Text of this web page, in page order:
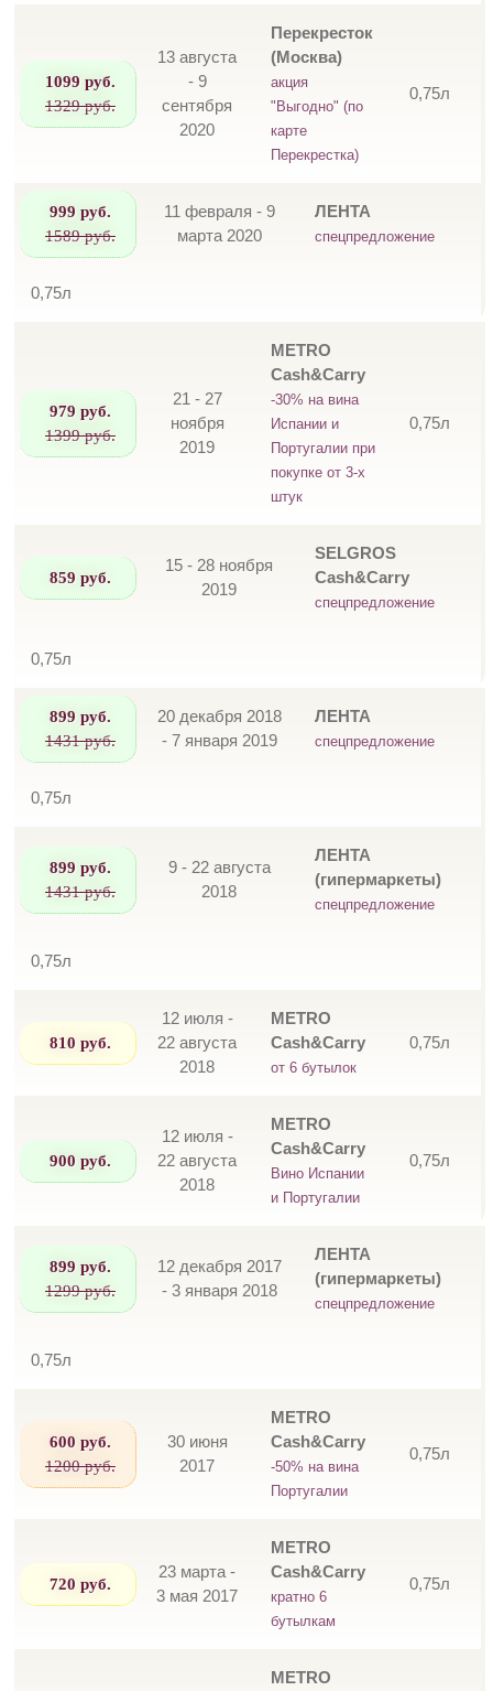
1099 руб.
1329 руб.
13 августа
- 9
сентября
2020
Перекресток
(Москва)
акция
"Выгодно" (по
карте
Перекрестка)
0,75л
999 руб.
1589 руб.
11 февраля - 9
марта 2020
ЛЕНТА
спецпредложение
0,75л
979 руб.
1399 руб.
21 - 27
ноября
2019
METRO
Cash&Carry
-30% на вина
Испании и
Португалии при
покупке от 3-х
штук
0,75л
859 руб.
15 - 28 ноября
2019
SELGROS
Cash&Carry
спецпредложение
0,75л
899 руб.
1431 руб.
20 декабря 2018
- 7 января 2019
ЛЕНТА
спецпредложение
0,75л
899 руб.
1431 руб.
9 - 22 августа
2018
ЛЕНТА
(гипермаркеты)
спецпредложение
0,75л
810 руб.
12 июля -
22 августа
2018
METRO
Cash&Carry
от 6 бутылок
0,75л
900 руб.
12 июля -
22 августа
2018
METRO
Cash&Carry
Вино Испании
и Португалии
0,75л
899 руб.
1299 руб.
12 декабря 2017
- 3 января 2018
ЛЕНТА
(гипермаркеты)
спецпредложение
0,75л
600 руб.
1200 руб.
30 июня
2017
METRO
Cash&Carry
-50% на вина
Португалии
0,75л
720 руб.
23 марта -
3 мая 2017
METRO
Cash&Carry
кратно 6
бутылкам
0,75л
METRO